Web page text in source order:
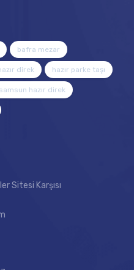
bafra mezar
direk hazır parke taşı
samsun hazır direk
Sitesi Karşısı